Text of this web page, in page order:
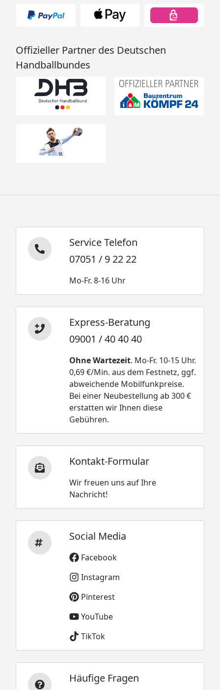
Offizieller Partner des Deutschen
Handballbundes
Service Telefon
07051 / 9 22 22
Mo-Fr. 8-16 Uhr
Express-Beratung
09001 / 40 40 40
Ohne Wartezeit. Mo-Fr. 10-15 Uhr.
0,69 €/Min. aus dem Festnetz, ggf.
abweichende Mobilfunkpreise.
Bei einer Neubestellung ab 300 €
erstatten wir Ihnen diese
Gebühren.
Kontakt-Formular
Wir freuen uns auf Ihre
Nachricht!
Social Media
Facebook
Instagram
Pinterest
YouTube
TikTok
Häufige Fragen